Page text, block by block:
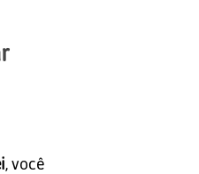
, você